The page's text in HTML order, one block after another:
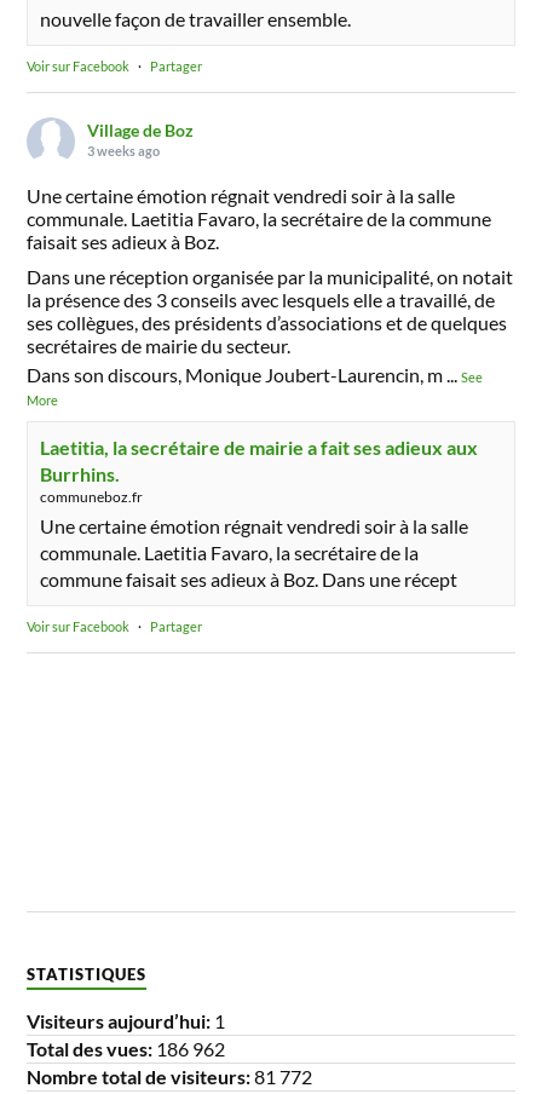
nouvelle façon de travailler ensemble.
Voir sur Facebook · Partager
Village de Boz
3 weeks ago
Une certaine émotion régnait vendredi soir à la salle
communale. Laetitia Favaro, la secrétaire de la commune
faisait ses adieux à Boz.
Dans une réception organisée par la municipalité, on notait
la présence des 3 conseils avec lesquels elle a travaillé, de
ses collègues, des présidents d’associations et de quelques
secrétaires de mairie du secteur.
Dans son discours, Monique Joubert-Laurencin, m...See
More
Laetitia, la secrétaire de mairie a fait ses adieux aux
Burrhins.
communeboz.fr
Une certaine émotion régnait vendredi soir à la salle
communale. Laetitia Favaro, la secrétaire de la
commune faisait ses adieux à Boz. Dans une récept
Voir sur Facebook · Partager
STATISTIQUES
Visiteurs aujourd’hui: 1
Total des vues: 186 962
Nombre total de visiteurs:81 772